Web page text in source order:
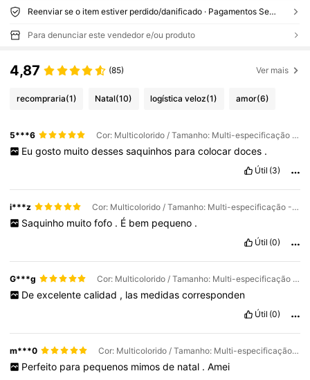
Reenviar se o item estiver perdido/danificado · Pagamentos Seguros · Proteção de privacidade
Para denunciar este vendedor e/ou produto
4,87 (85) Ver mais
recompraria(1) Natal(10) logística veloz(1) amor(6)
5***6 Cor: Multicolorido / Tamanho: Multi-especificação -100 pcs -7x7cm
Eu gosto muito desses saquinhos para colocar doces .
Útil (3)
i***z Cor: Multicolorido / Tamanho: Multi-especificação - 50 peças
Saquinho muito fofo . É bem pequeno .
Útil (0)
G***g Cor: Multicolorido / Tamanho: Multi-especificação -100 pcs -7x7cm
De excelente calidad , las medidas corresponden
Útil (0)
m***0 Cor: Multicolorido / Tamanho: Multi-especificação -100 pcs -7x7cm
Perfeito para pequenos mimos de natal . Amei